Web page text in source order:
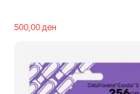
500,00ден